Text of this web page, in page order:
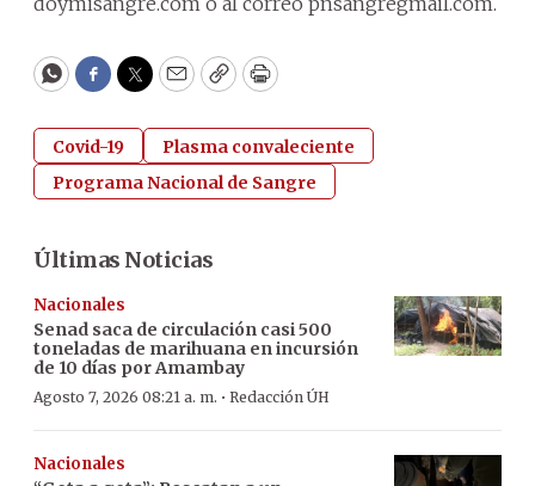
WhatsApp
Facebook
Twitter
EmailCopyPrint
Covid-19
Plasma convaleciente
Programa Nacional de Sangre
Últimas Noticias
Nacionales
Senad saca de circulación casi 500
toneladas de marihuana en incursión
de 10 días por Amambay
Agosto 7, 2026 08:21 a. m. · Redacción ÚH
Nacionales